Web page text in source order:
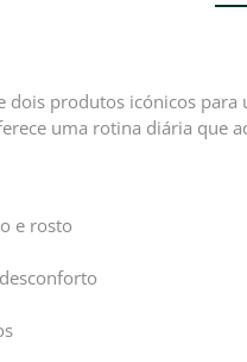
dois produtos icónicos para
uma rotina diária que
e rosto